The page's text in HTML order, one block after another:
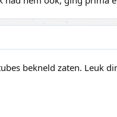
bekneld zaten. Leuk